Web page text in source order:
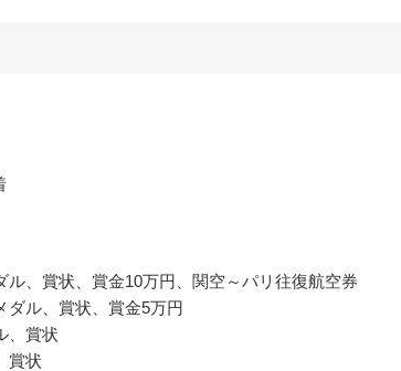
、賞状、賞金10万円、関空～パリ往復航空券
ル、賞状、賞金5万円
、賞状
賞状